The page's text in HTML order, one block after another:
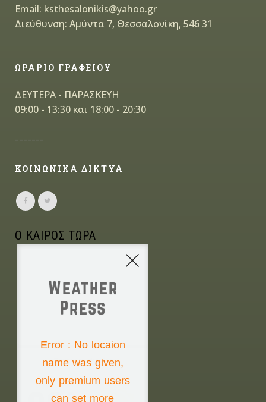
Email: ksthesalonikis@yahoo.gr
Διεύθυνση: Αμύντα 7, Θεσσαλονίκη, 546 31
ΩΡΑΡΙΟ ΓΡΑΦΕΙΟΥ
ΔΕΥΤΕΡΑ - ΠΑΡΑΣΚΕΥΗ
09:00 - 13:30 και 18:00 - 20:30
-------
ΚΟΙΝΩΝΙΚΑ ΔΙΚΤΥΑ
Ο ΚΑΙΡΟΣ ΤΩΡΑ
Weather
Press
Error : No locaion
name was given,
only premium users
Thursday the 6th